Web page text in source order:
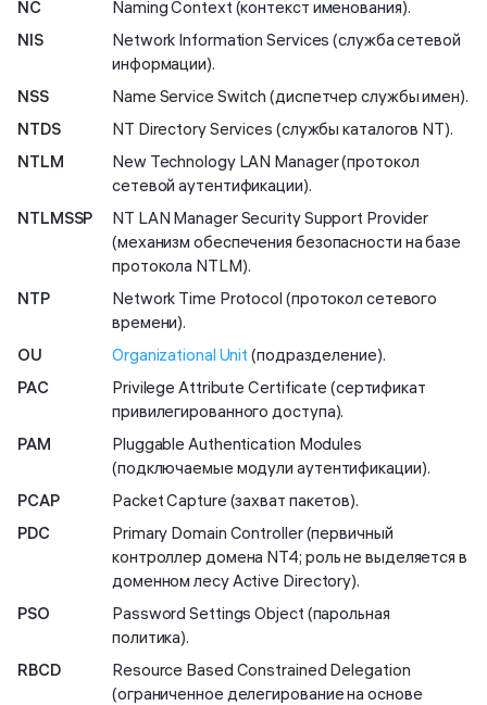
NC
Naming Context (контекст именования).
NIS
Network Information Services (служба сетевой
информации).
NSS
Name Service Switch (диспетчер службы имен).
NTDS
NT Directory Services (службы каталогов NT).
NTLM
New Technology LAN Manager (протокол
сетевой аутентификации).
NTLMSSP
NT LAN Manager Security Support Provider
(механизм обеспечения безопасности на базе
протокола NTLM).
NTP
Network Time Protocol (протокол сетевого
времени).
OU
Organizational Unit (подразделение).
PAC
Privilege Attribute Certificate (сертификат
привилегированного доступа).
PAM
Pluggable Authentication Modules
(подключаемые модули аутентификации).
PCAP
Packet Capture (захват пакетов).
PDC
Primary Domain Controller (первичный
контроллер домена NT4; роль не выделяется в
доменном лесу Active Directory).
PSO
Password Settings Object (парольная
политика).
RBCD
Resource Based Constrained Delegation
(ограниченное делегирование на основе